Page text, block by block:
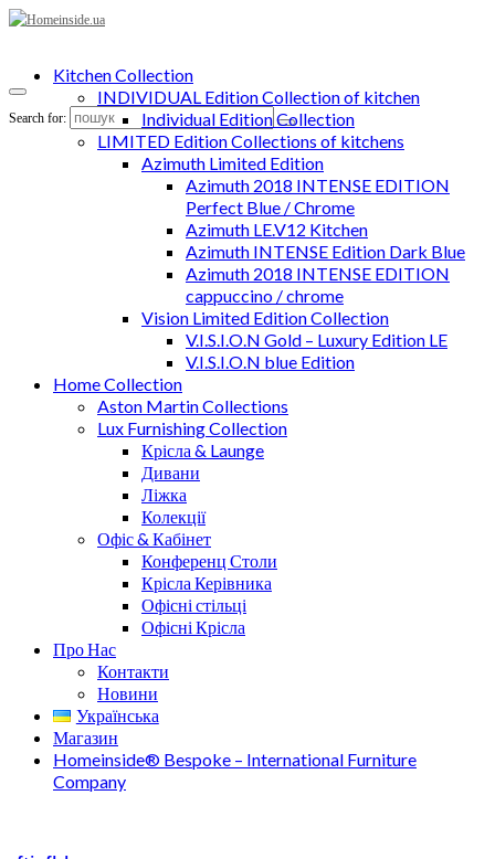
Search for:
Kitchen Collection
INDIVIDUAL Edition Collection of kitchen
Individual Edition Collection
LIMITED Edition Collections of kitchens
Azimuth Limited Edition
Azimuth 2018 INTENSE EDITION
Perfect Blue / Chrome
Azimuth LE.V12 Kitchen
Azimuth INTENSE Edition Dark Blue
Azimuth 2018 INTENSE EDITION
cappuccino / chrome
Vision Limited Edition Collection
V.I.S.I.O.N Gold – Luxury Edition LE
V.I.S.I.O.N blue Edition
Home Collection
Aston Martin Collections
Lux Furnishing Collection
Крісла & Launge
Дивани
Ліжка
Колекції
Офіс & Кабінет
Конференц Столи
Крісла Керівника
Офісні стільці
Офісні Крісла
Про Нас
Контакти
Новини
Українська
Магазин
Homeinside® Bespoke – International Furniture
Company